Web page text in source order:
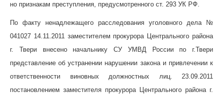
но признакам преступления, предусмотренного ст. 293 УК РФ.
По факту ненадлежащего расследования уголовного дела №
041027 14.11.2011 заместителем прокурора Центрального района
г. Твери внесено начальнику СУ УМВД России по г.Твери
представление об устранении нарушении закона и привлечении к
ответственности виновных должностных лиц. 23.09.2011
постановлением заместителя прокурора Центрального района г.